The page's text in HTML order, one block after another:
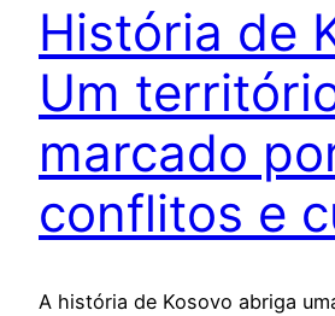
História de
Um
marcado
conflitos e
A história de Kosovo abriga